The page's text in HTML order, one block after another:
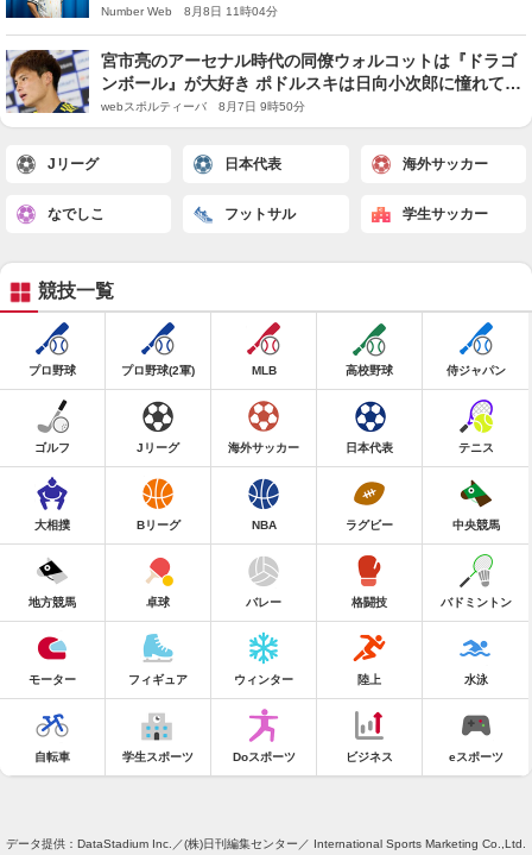
中傷投稿」に一家言あり
Number Web 8月8日 11時04分
宮市亮のアーセナル時代の同僚ウォルコットは『ドラゴ
ンボール』が大好き ポドルスキは日向小次郎に憧れてい
た
webスポルティーバ 8月7日 9時50分
Jリーグ 日本代表 海外サッカー
なでしこ フットサル 学生サッカー
競技一覧
プロ野球 プロ野球(2軍) MLB 高校野球 侍ジャパン
ゴルフ Jリーグ 海外サッカー 日本代表 テニス
大相撲 Bリーグ NBA ラグビー 中央競馬
地方競馬 卓球 バレー 格闘技 バドミントン
モーター フィギュア ウィンター 陸上 水泳
自転車 学生スポーツ Doスポーツ ビジネス eスポーツ
データ提供：DataStadium Inc.／(株)日刊編集センター／ International Sports Marketing Co.,Ltd.